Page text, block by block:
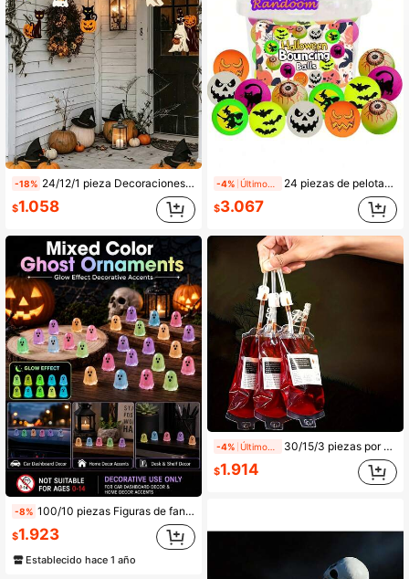
4,56 46 Seguidores
4,56 46 Seguidores
-18% 24/12/1 pieza Decoraciones colgantes de Halloween, Fantasma, Gato negro, Calabaza, Adornos colgantes de esqueleto, Decoración colgante de techo, Decoraciones para fiesta de Halloween, Decoración de Halloween, Adecuado para decoración de casa embrujada, Decoración de fiesta de terror, Adornos colgantes de techo de Halloween para el hogar, Decoraciones de fantasma de papel de Halloween lindas, Crea una atmósfera de terror y diversión de Halloween
$1.058
-8% 100/10 piezas Figuras de fantasmas de Halloween, modelos en miniatura de fantasmas brillantes, adornos decorativos de fantasmas, que brillan en la oscuridad, decoración de pequeños fantasmas de Halloween, adecuado para jardín de hadas, paisaje exterior, decoración de fiesta de Halloween (No es un juguete, solo para uso de decoración de fiesta de festival)
$1.923
Establecido hace 1 año
-4% 24 piezas de pelotas saltarinas de la serie de Halloween, diseño con temática de Halloween, ojo de diablo, gato negro, patrones de murciélago, pelotas elásticas brillantes, suministros para fiestas, rellenos de bolsas de regalos para fiestas de Halloween
$3.067
-4% 30/15/3 piezas por set, bolsas de bebida de doble tubo de 350 ml diseñadas como bolsas de sangre. Ideales para fiestas de Halloween con temática de vampiros, una decoración y suministro imprescindible para vacaciones y reuniones.
$1.914